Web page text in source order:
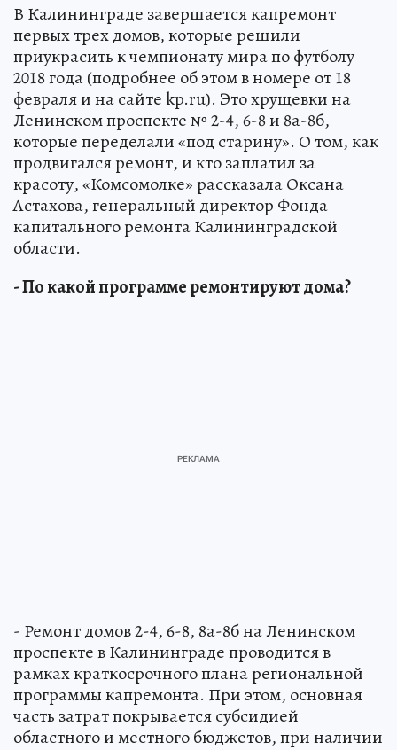
В Калининграде завершается капремонт
первых трех домов, которые решили
приукрасить к чемпионату мира по футболу
2018 года (подробнее об этом в номере от 18
февраля и на сайте kp.ru). Это хрущевки на
Ленинском проспекте № 2-4, 6-8 и 8а-8б,
которые переделали «под старину». О том, как
продвигался ремонт, и кто заплатил за
красоту, «Комсомолке» рассказала Оксана
Астахова, генеральный директор Фонда
капитального ремонта Калининградской
области.
- По какой программе ремонтируют дома?
- Ремонт домов 2-4, 6-8, 8а-8б на Ленинском
проспекте в Калининграде проводится в
рамках краткосрочного плана региональной
программы капремонта. При этом, основная
часть затрат покрывается субсидией
областного и местного бюджетов, при наличии